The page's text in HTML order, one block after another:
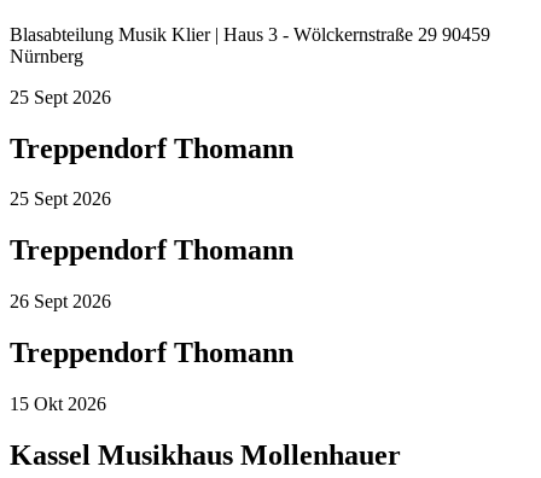
Blasabteilung Musik Klier | Haus 3 - Wölckernstraße 29 90459
Nürnberg
25 Sept 2026
Treppendorf Thomann
25 Sept 2026
Treppendorf Thomann
26 Sept 2026
Treppendorf Thomann
15 Okt 2026
Kassel Musikhaus Mollenhauer